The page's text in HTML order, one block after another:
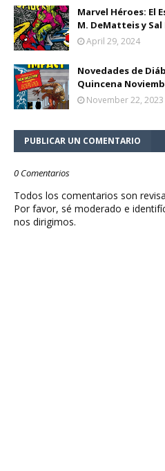
Marvel Héroes: El
M. DeMatteis y Sal
April 29, 2024
Novedades de
Quincena
November 22, 2023
PUBLICAR UN COMENTARIO
0 Comentarios
Todos los comentarios son
Por favor, sé moderado e
nos dirigimos.